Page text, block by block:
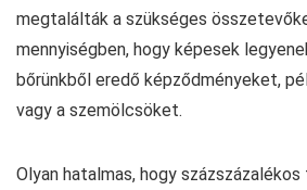
megtalálták a szükséges
mennyiségben, hogy képesek
bőrünkből eredő képződményeket,
vagy a szemölcsöket.
Olyan hatalmas, hogy